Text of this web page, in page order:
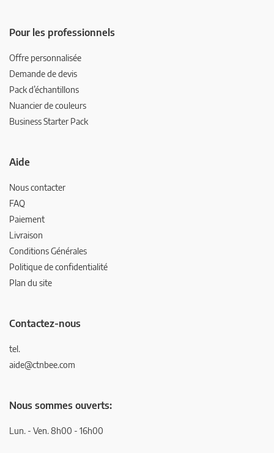
Pour les professionnels
Offre personnalisée
Demande de devis
Pack d’échantillons
Nuancier de couleurs
Business Starter Pack
Aide
Nous contacter
FAQ
Paiement
Livraison
Conditions Générales
Politique de confidentialité
Plan du site
Contactez-nous
tel.
aide@ctnbee.com
Nous sommes ouverts:
Lun. - Ven. 8h00 - 16h00